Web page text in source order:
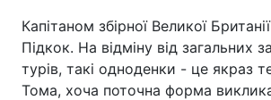
Капітаном збірної Великої
Підкок. На відміну від загальних
турів, такі одноденки - це якраз
Тома, хоча поточна форма